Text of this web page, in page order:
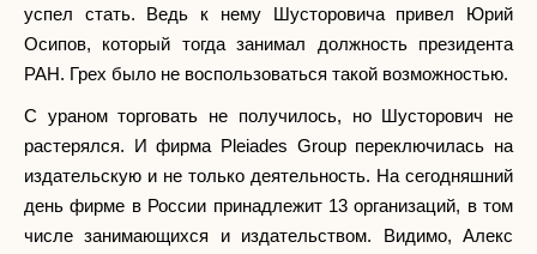
успел стать. Ведь к нему Шусторовича привел Юрий
Осипов, который тогда занимал должность президента
РАН. Грех было не воспользоваться такой возможностью.
С ураном торговать не получилось, но Шусторович не
растерялся. И фирма Pleiades Group переключилась на
издательскую и не только деятельность. На сегодняшний
день фирме в России принадлежит 13 организаций, в том
числе занимающихся и издательством. Видимо, Алекс